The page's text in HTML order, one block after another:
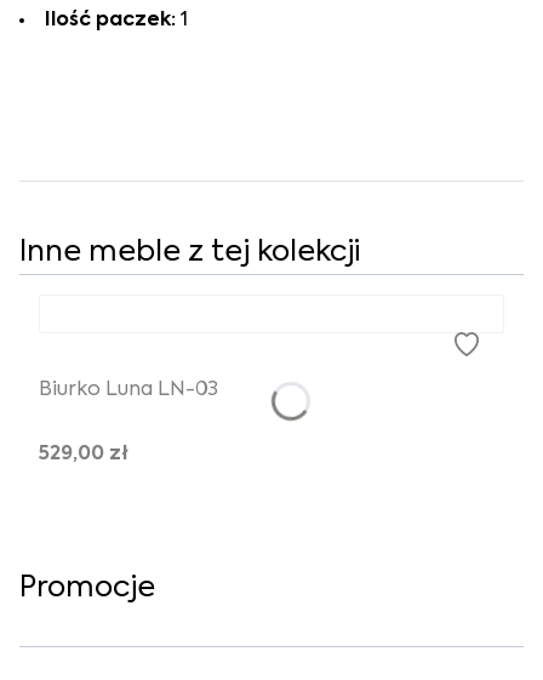
Ilość paczek: 1
Inne meble z tej kolekcji
Biurko Luna LN-03
529,00 zł
Promocje